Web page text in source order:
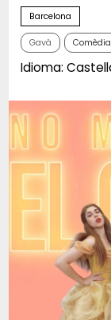
Barcelona
Gavà Comèdia
Idioma: